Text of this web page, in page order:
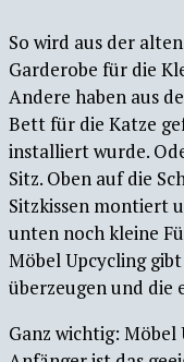
So wird aus der
Garderobe für die
Andere haben aus
Bett für die Katze
installiert wurde.
Sitz. Oben auf die
Sitzkissen montiert
unten noch kleine
Möbel Upcycling
überzeugen und
Ganz wichtig: